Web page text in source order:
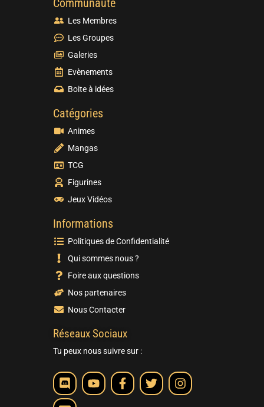
Communauté
Les Membres
Les Groupes
Galeries
Evènements
Boite à idées
Catégories
Animes
Mangas
TCG
Figurines
Jeux Vidéos
Informations
Politiques de Confidentialité
Qui sommes nous ?
Foire aux questions
Nos partenaires
Nous Contacter
Réseaux Sociaux
Tu peux nous suivre sur :